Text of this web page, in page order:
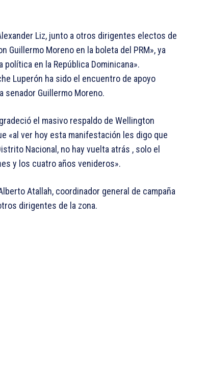
Liz, junto a otros dirigentes electos de
Guillermo Moreno en la boleta del PRM», ya
en la República Dominicana».
Luperón ha sido el encuentro de apoyo
senador Guillermo Moreno.
el masivo respaldo de Wellington
«al ver hoy esta manifestación les digo que
Nacional, no hay vuelta atrás , solo el
y los cuatro años venideros».
Atallah, coordinador general de campaña
dirigentes de la zona.